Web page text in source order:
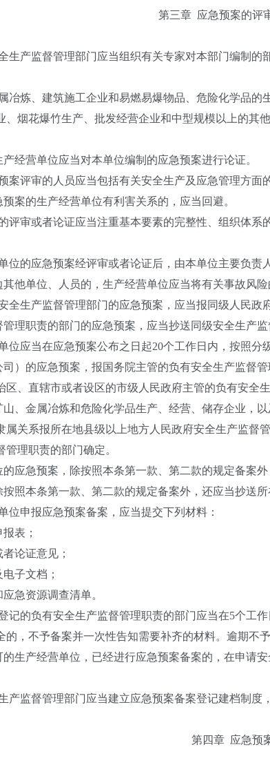
第三章 应急预案的评
生产监督管理部门应当组织有关专家对本部门编制
冶炼、建筑施工企业和易燃易爆物品、危险化学品
、烟花爆竹生产、批发经营企业和中型规模以上的
经营单位应当对本单位编制的应急预案进行论证。
案评审的人员应当包括有关安全生产及应急管理方面
案的生产经营单位有利害关系的，应当回避。
评审或者论证应当注重基本要素的完整性、组织体
位的应急预案经评审或者论证后，由本单位主要负责
他单位、人员的，生产经营单位应当将有关事故风
全生产监督管理部门的应急预案，应当报同级人民政
理职责的部门的应急预案，应当抄送同级安全生产监
位应当在应急预案公布之日起20个工作日内，按照分
）的应急预案，报国务院主管的负有安全生产监督
区、直辖市或者设区的市级人民政府主管的负有安全
、金属冶炼和危险化学品生产、经营、储存企业，
属关系报所在地县级以上地方人民政府安全生产监
理职责的部门确定。
应急预案，除按照本条第一款、第二款的规定备案
照本条第一款、第二款的规定备案外，还应当抄送所
位申报应急预案备案，应当提交下列材料：
表；
论证意见；
子文档；
急资源调查清单。
记的负有安全生产监督管理职责的部门应当在5个工
，不予备案并一次性告知需要补齐的材料。逾期不
生产经营单位，已经进行应急预案备案的，在申请
产监督管理部门应当建立应急预案备案登记建档制度
第四章 应急预